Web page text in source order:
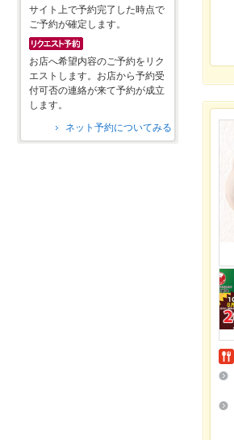
サイト上で予約完了した時点で
ご予約が確定します。
お店へ希望内容のご予約をリク
エストします。お店から予約受
付可否の連絡が来て予約が成立
します。
ネット予約についてみる